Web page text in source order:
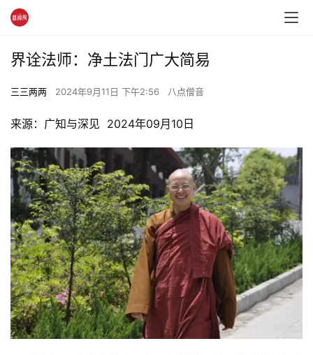
界诠法师：净土法门广大简易
三三两两 2024年9月11日 下午2:56 八点僧音
来源：广知与深见  2024年09月10日